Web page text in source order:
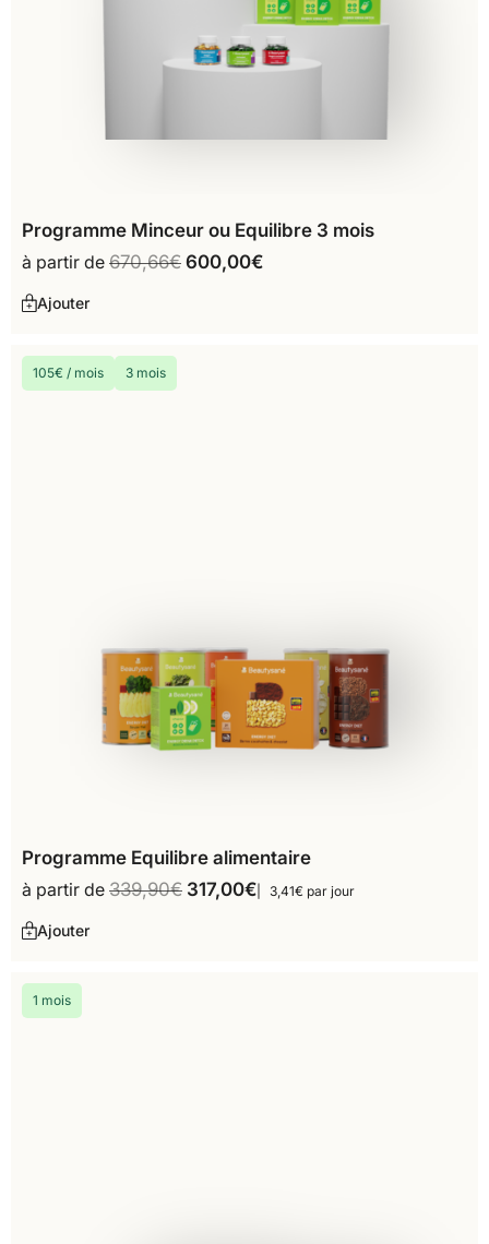
Programme Minceur ou Equilibre 3 mois
à partir de 670,66€ 600,00€
Ajouter
105€ / mois 3 mois
Programme Equilibre alimentaire
à partir de 339,90€ 317,00€ 3,41€ par jour
Ajouter
1 mois